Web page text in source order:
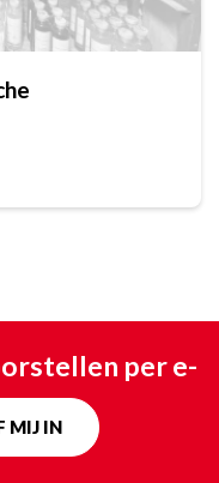
per e-
MIJ IN